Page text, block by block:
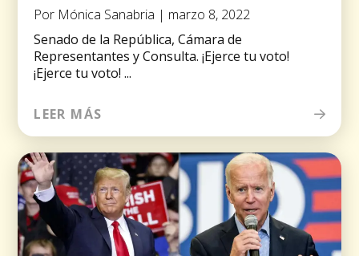
Por Mónica Sanabria | marzo 8, 2022
Senado de la República, Cámara de
Representantes y Consulta. ¡Ejerce tu voto!
¡Ejerce tu voto! ...
LEER MÁS